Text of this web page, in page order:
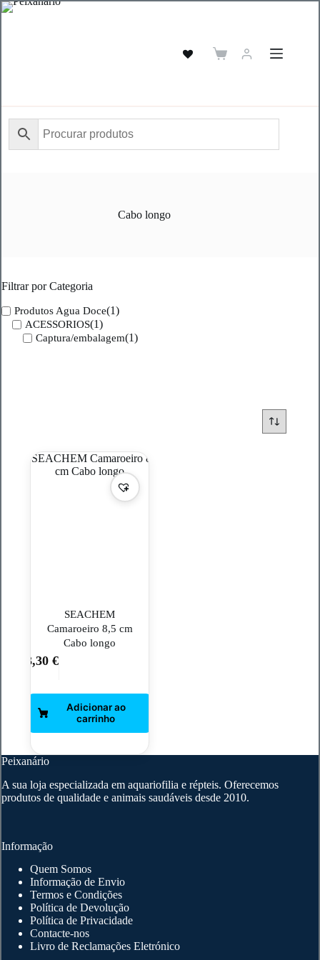
Pular
Carrinho
Cabo longo
SEACHEM
Camaroeiro 8,5 cm
Cabo longo
3,30 €
Filtrar por Categoria
Produtos Agua Doce(1)
ACESSORIOS(1)
Captura/embalagem(1)
Peixanário
A sua loja especializada em aquariofilia e répteis. Oferecemos
produtos de qualidade e animais saudáveis desde 2010.
Informação
Quem Somos
Informação de Envio
Termos e Condições
Política de Devolução
Política de Privacidade
Contacte-nos
Livro de Reclamações Eletrónico